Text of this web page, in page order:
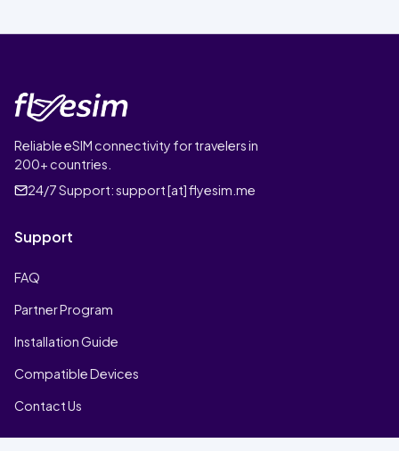
Reliable eSIM connectivity for travelers in
200+ countries.
24/7 Support:support [at] flyesim.me
Support
FAQ
Partner Program
Installation Guide
Compatible Devices
Contact Us